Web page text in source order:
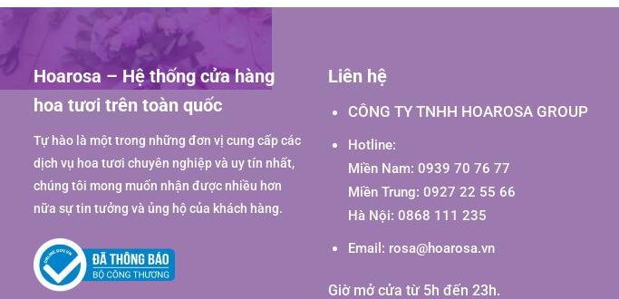
Hoarosa – Hệ thống cửa hàng
hoa tươi trên toàn quốc
Tự hào là một trong những đơn vị cung cấp các
dịch vụ hoa tươi chuyên nghiệp và uy tín nhất,
chúng tôi mong muốn nhận được nhiều hơn
nữa sự tin tưởng và ủng hộ của khách hàng.
Liên hệ
CÔNG TY TNHH HOAROSA GROUP
Hotline:
Miền Nam: 0939 70 76 77
Miền Trung: 0927 22 55 66
Hà Nội: 0868 111 235
Email: rosa@hoarosa.vn
Giờ mở cửa từ 5h đến 23h.